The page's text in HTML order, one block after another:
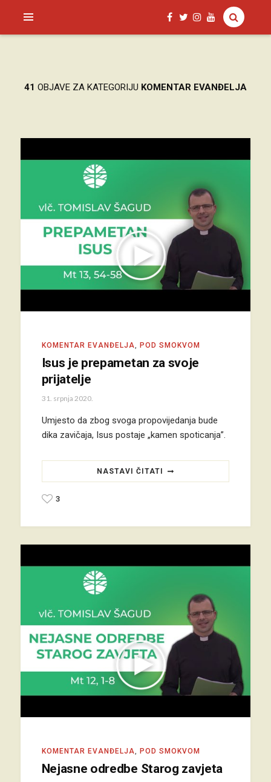
SAGUD.XYZ
41 OBJAVE ZA KATEGORIJU KOMENTAR EVANĐELJA
KOMENTAR EVANĐELJA POD SMOKVOM
Isus je prepametan za svoje
prijatelje
31. srpnja 2020.
Umjesto da zbog svoga propovijedanja bude
dika zavičaja, Isus postaje „kamen spoticanja”.
NASTAVI ČITATI
3
KOMENTAR EVANĐELJA, POD SMOKVOM
Nejasne odredbe Starog zavjeta